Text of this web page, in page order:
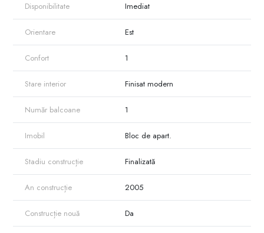
Disponibilitate Imediat
Orientare Est
Confort 1
Stare interior Finisat modern
Număr balcoane 1
Imobil Bloc de apart.
Stadiu construcție Finalizată
An construcție 2005
Construcție nouă Da